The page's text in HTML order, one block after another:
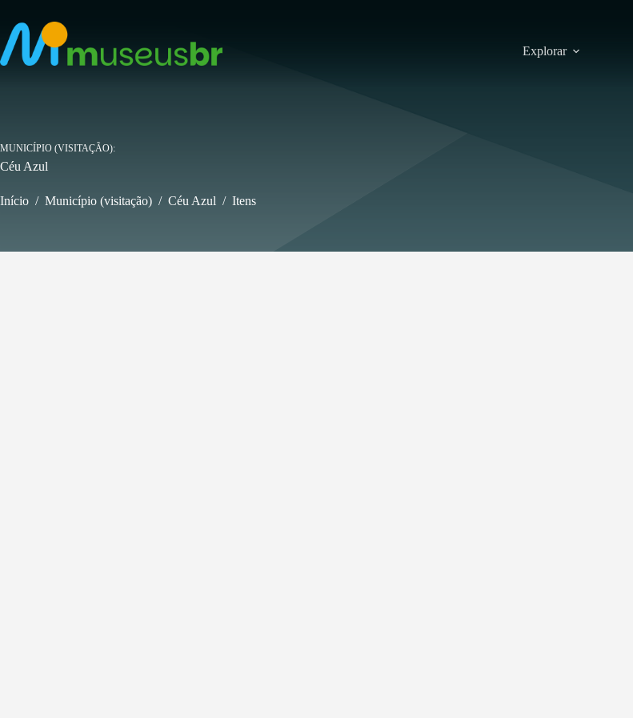
para
conteúdo
Explorar
MUNICÍPIO (VISITAÇÃO)
Céu Azul
Início / Município (visitação) / Céu Azul / Itens